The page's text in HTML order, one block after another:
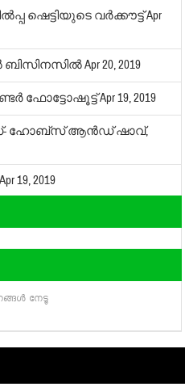
ഷെട്ടിയുടെ വര്‍ക്കൗട്ട്Apr
ബിസിനസില്‍Apr 20, 2019
ഫോട്ടോഷൂട്ട്Apr 19, 2019
ഹോബ്‌സ് ആന്‍ഡ് ഷാവ്,
Apr 19, 2019
നേടൂ